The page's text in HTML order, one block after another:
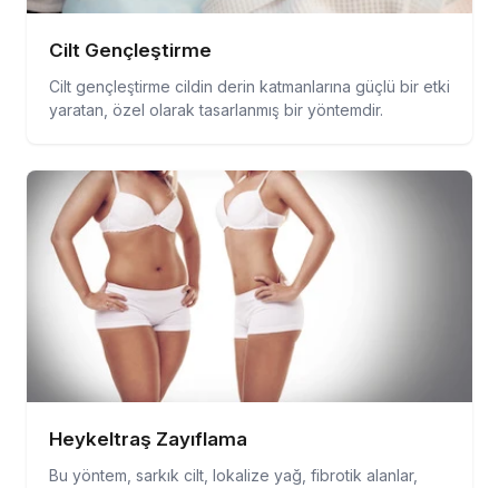
Cilt Gençleştirme
Cilt gençleştirme cildin derin katmanlarına güçlü bir etki
yaratan, özel olarak tasarlanmış bir yöntemdir.
Heykeltraş Zayıflama
Bu yöntem, sarkık cilt, lokalize yağ, fibrotik alanlar,